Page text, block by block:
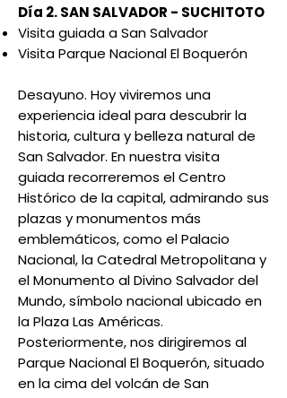
Día 2. SAN SALVADOR - SUCHITOTO
Visita guiada a San Salvador
Visita Parque Nacional El Boquerón
Desayuno. Hoy viviremos una
experiencia ideal para descubrir la
historia, cultura y belleza natural de
San Salvador. En nuestra visita
guiada recorreremos el Centro
Histórico de la capital, admirando sus
plazas y monumentos más
emblemáticos, como el Palacio
Nacional, la Catedral Metropolitana y
el Monumento al Divino Salvador del
Mundo, símbolo nacional ubicado en
la Plaza Las Américas.
Posteriormente, nos dirigiremos al
Parque Nacional El Boquerón, situado
en la cima del volcán de San